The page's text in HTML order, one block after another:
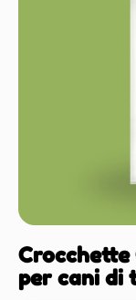
Crocchette
per cani di